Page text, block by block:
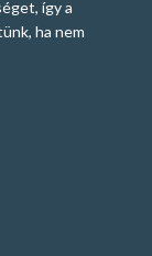
így a
ha nem